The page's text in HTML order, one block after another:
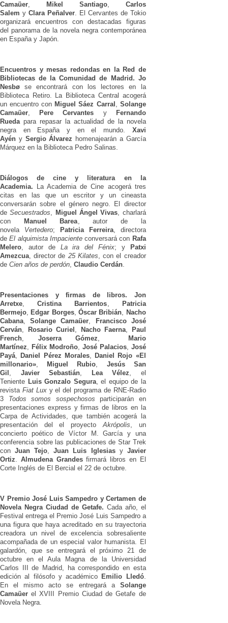
Camaüer Mikel Santiago, Carlos
Salem y Clara Peñalver. El Cervantes de Tokio
organizará encuentros con destacadas figuras
del panorama de la novela negra contemporánea
en España y Japón.
Encuentros y mesas redondas en la Red de
Bibliotecas de la Comunidad de Madrid. Jo
Nesbøse encontrará con los lectores en la
Biblioteca Retiro. La Biblioteca Central acogerá
un encuentro conMiguel Sáez Carral
Solange
Camaüer ,Pere Cervantes y Fernando
Rueda para repasar la actualidad de la novela
negra en España y en el mundo. Xavi
Ayén y Sergio Álvarez homenajearán a García
Márquez en la Biblioteca Pedro Salinas.
Diálogos de cine y literatura en la
Academia. La Academia de Cine acogerá tres
citas en las que un escritor y un cineasta
conversarán sobre el género negro. El director
deSecuestrados Miguel Ángel Vivas , charlará
con Manuel Barea , autor de la
novela Vertedero; Patricia Ferreira, directora
deEl alquimista Impacienteconversará con Rafa
Melero , autor de La ira del Fénix; y Patxi
Amezcua , director de 25 Kilates , con el creador
de Cien años de perdón Claudio Cerdán
Presentaciones y firmas de libros.
Jon
Arretxe ,Cristina Barrientos
Patricia
Bermejo ,Edgar Borges,Óscar Bribián Nacho
Cabana ,Solange Camaüer
Francisco José
Cerván
Rosario Curiel Nacho Faerna
Paul
French
Joserra Gómez
Mario
Martínez
Félix Modroño, José Palacios, José
Payá ,Daniel Pérez Morales,Daniel Rojo «El
millonario» ,Miguel Rubio
Jesús San
Gil
Javier Sebastián Lea Vélez , el
Teniente Luis Gonzalo Segura, el equipo de la
revista Fiat Lux y el del programa de RNE-Radio
3 Todos somos sospechososparticiparán en
presentaciones express y firmas de libros en la
Carpa de Actividades, que también acogerá la
presentación del el proyecto Akrópolis , un
concierto poético de Víctor M. García y una
conferencia sobre las publicaciones de Star Trek
conJuan Tejo ,Juan Luis Iglesias y Javier
Ortiz
Almudena Grandesfirmará libros en El
Corte Inglés de El Bercial el 22 de octubre.
V Premio José Luis Sampedro y Certamen de
Novela Negra Ciudad de Getafe. Cada año, el
Festival entrega el Premio José Luis Sampedro a
una figura que haya acreditado en su trayectoria
creadora un nivel de excelencia sobresaliente
acompañada de un especial valor humanista. El
galardón, que se entregará el próximo 21 de
octubre en el Aula Magna de la Universidad
Carlos III de Madrid, ha correspondido en esta
edición al filósofo y académicoEmilio Lledó.
En el mismo acto se entregará a Solange
Camaüer el XVIII Premio Ciudad de Getafe de
Novela Negra.